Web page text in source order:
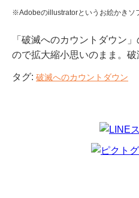
※Adobeのillustratorというお絵かきソ
「破滅へのカウントダウン
ので拡大縮小思いのまま。破
タグ: 破滅へのカウントダウン